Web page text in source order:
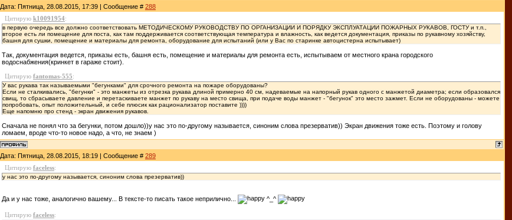
Дата: Пятница, 28.08.2015, 17:39 | Сообщение # 288
Цитирую k10091954:
в первую очередь все должно соответствовать МЕТОДИЧЕСКОМУ РУКОВОДСТВУ ПО ОРГАНИЗАЦИИ И ПОРЯДКУ ЭКСПЛУАТАЦИИ ПОЖАРНЫХ РУКАВОВ, ГОСТУ и т.п.,
второе есть ли помещение для поста, как там поддерживается соответствующая температура и влажность, как ведется документация, приказы по рукавному хозяйству,
башня для сушки, помещение и материалы для ремонта, оборудование для испытаний (или у Вас по старинке автоцистерна испытывает)
Так, документация ведется, приказы есть, башня есть, помещение и материалы для ремонта есть, испытываем от местного крана городского
водоснабжения(кринкет в гараже стоит).
Цитирую fantomas-555:
У вас рукава так называемыми "бегунками" для срочного ремонта на пожаре оборудованы?
Если не сталкивались, "бегунки" - это манжеты из отрезка рукава длиной примерно 40 см, надеваемые на напорный рукав одного с манжетой диаметра; если образовался
свищ, то сбрасываете давление и перетаскиваете манжет по рукаву на место свища, при подаче воды манжет - "бегунок" это место зажмет. Если не оборудованы - можете
попробовать, опыт положительный, и себе плюсик как рационализатор поставите ))))
Еще напомню про стенд - экран движения рукавов.
Сначала не понял что за бегунки, потом дошло))у нас это по-другому называется, синоним слова презерватив)) Экран движения тоже есть. Поэтому и голову
ломаем, вроде что-то новое надо, а что, не знаем )
Дата: Пятница, 28.08.2015, 18:19 | Сообщение # 289
Цитирую faceless:
у нас это по-другому называется, синоним слова презерватив))
Да и у нас тоже, аналогично вашему... В тексте-то писать такое неприлично... ^_^
Цитирую faceless: